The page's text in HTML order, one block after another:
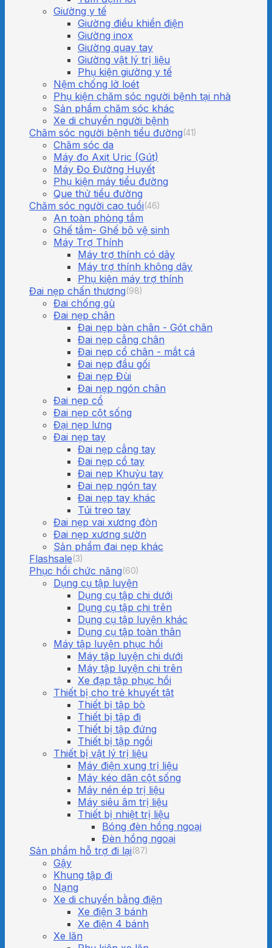
Giường y tế
Giường điều khiển điện
Giường inox
Giường quay tay
Giường vật lý trị liệu
Phụ kiện giường y tế
Nệm chống lở loét
Phụ kiện chăm sóc người bệnh tại nhà
Sản phẩm chăm sóc khác
Xe di chuyển người bệnh
Chăm sóc người bệnh tiểu đường(41)
Chăm sóc da
Máy đo Axit Uric (Gút)
Máy Đo Đường Huyết
Phụ kiện máy tiểu đường
Que thử tiểu đường
Chăm sóc người cao tuổi(46)
An toàn phòng tắm
Ghế tắm- Ghế bô vệ sinh
Máy Trợ Thính
Máy trợ thính có dây
Máy trợ thính không dây
Phụ kiện máy trợ thính
Đai nẹp chấn thương(98)
Đai chống gù
Đai nẹp chân
Đai nẹp bàn chân - Gót chân
Đai nẹp cẳng chân
Đai nẹp cổ chân - mắt cá
Đai nẹp đầu gối
Đai nẹp Đùi
Đai nẹp ngón chân
Đai nẹp cổ
Đai nẹp cột sống
Đại nẹp lưng
Đai nẹp tay
Đai nẹp cẳng tay
Đai nẹp cổ tay
Đai nẹp Khuỷu tay
Đai nẹp ngón tay
Đai nẹp tay khác
Túi treo tay
Đai nẹp vai xương đòn
Đai nẹp xương sườn
Sản phẩm đai nẹp khác
Flashsale(3)
Phục hồi chức năng(60)
Dụng cụ tập luyện
Dụng cụ tập chi dưới
Dụng cụ tập chi trên
Dụng cụ tập luyện khác
Dụng cụ tập toàn thân
Máy tập luyện phục hồi
Máy tập luyện chi dưới
Máy tập luyện chi trên
Xe đạp tập phục hồi
Thiết bị cho trẻ khuyết tật
Thiết bị tập bò
Thiết bị tập đi
Thiết bị tập đứng
Thiết bị tập ngồi
Thiết bị vật lý trị liệu
Máy điện xung trị liệu
Máy kéo dãn cột sống
Máy nén ép trị liệu
Máy siêu âm trị liệu
Thiết bị nhiệt trị liệu
Bóng đèn hồng ngoại
Đèn hồng ngoại
Sản phẩm hỗ trợ đi lại(87)
Gậy
Khung tập đi
Nạng
Xe di chuyển bằng điện
Xe điện 3 bánh
Xe điện 4 bánh
Xe lăn